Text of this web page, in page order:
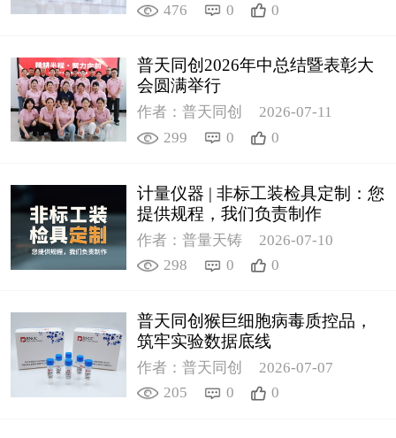
476
0 0
普天同创2026年中总结暨表彰大
会圆满举行
作者：普天同创
2026-07-11
299
0 0
计量仪器 | 非标工装检具定制：您
提供规程，我们负责制作
作者：普量天铸
2026-07-10
298
0 0
普天同创猴巨细胞病毒质控品，
筑牢实验数据底线
作者：普天同创
2026-07-07
205
0 0